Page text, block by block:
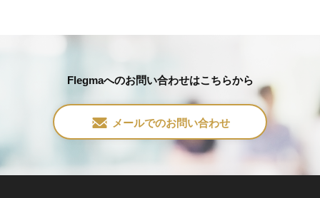
Flegmaへのお問い合わせはこちらから
メールでのお問い合わせ